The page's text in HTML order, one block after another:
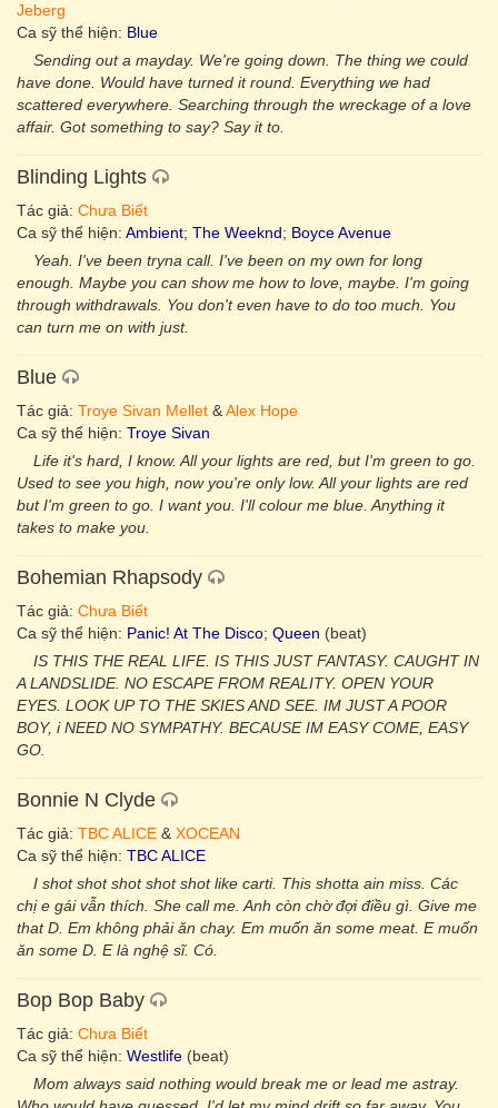
Jeberg
Ca sỹ thể hiện: Blue
Sending out a mayday. We're going down. The thing we could
have done. Would have turned it round. Everything we had
scattered everywhere. Searching through the wreckage of a love
affair. Got something to say? Say it to.
Blinding Lights
Tác giả: Chưa Biết
Ca sỹ thể hiện: Ambient; The Weeknd; Boyce Avenue
Yeah. I've been tryna call. I've been on my own for long
enough. Maybe you can show me how to love, maybe. I'm going
through withdrawals. You don't even have to do too much. You
can turn me on with just.
Blue
Tác giả: Troye Sivan Mellet &Alex Hope
Ca sỹ thể hiện: Troye Sivan
Life it's hard, I know. All your lights are red, but I'm green to go.
Used to see you high, now you're only low. All your lights are red
but I'm green to go. I want you. I'll colour me blue. Anything it
takes to make you.
Bohemian Rhapsody
Tác giả: Chưa Biết
Ca sỹ thể hiện: Panic! At The Disco; Queen (beat)
IS THIS THE REAL LIFE. IS THIS JUST FANTASY. CAUGHT IN
A LANDSLIDE. NO ESCAPE FROM REALITY. OPEN YOUR
EYES. LOOK UP TO THE SKIES AND SEE. IM JUST A POOR
BOY, i NEED NO SYMPATHY. BECAUSE IM EASY COME, EASY
GO.
Bonnie N Clyde
Tác giả: TBC ALICE & XOCEAN
Ca sỹ thể hiện: TBC ALICE
I shot shot shot shot shot like carti. This shotta ain miss. Các
chị e gái vẫn thích. She call me. Anh còn chờ đợi điều gì. Give me
that D. Em không phải ăn chay. Em muốn ăn some meat. E muốn
ăn some D. E là nghệ sĩ. Có.
Bop Bop Baby
Tác giả: Chưa Biết
Ca sỹ thể hiện: Westlife (beat)
Mom always said nothing would break me or lead me astray.